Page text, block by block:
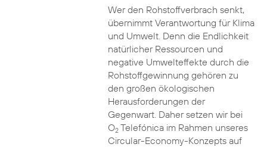
Wer den Rohstoffverbrach senkt,
übernimmt Verantwortung für Klima
und Umwelt. Denn die Endlichkeit
natürlicher Ressourcen und
negative Umwelteffekte durch die
Rohstoffgewinnung gehören zu
den großen ökologischen
Herausforderungen der
Gegenwart. Daher setzen wir bei
O2Telefónica im Rahmen unseres
Circular-Economy-Konzepts auf